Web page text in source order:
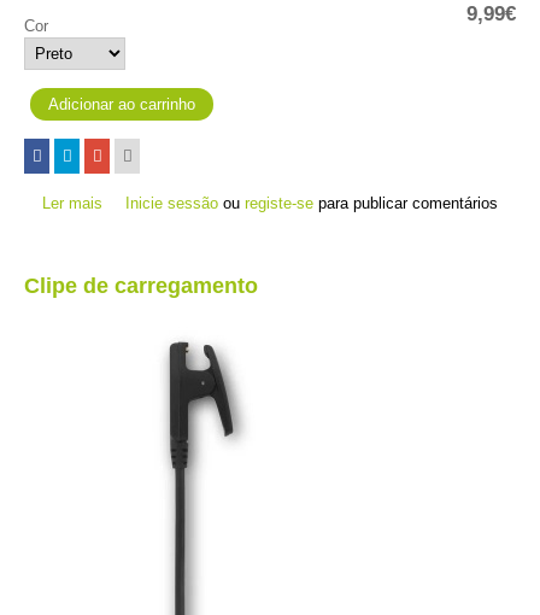
9,99€
Cor
Ler mais acerca de Bolsas Silicone Edge 520
Inicie sessão ouregiste-se para publicar comentários
Clipe de carregamento